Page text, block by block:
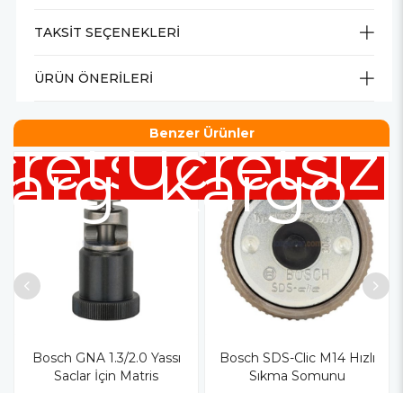
TAKSIT SEÇENEKLERI
ÜRÜN ÖNERILERI
Benzer Ürünler
Bosch GNA 1.3/2.0 Yassı
Saclar İçin Matris
Bosch SDS-Clic M14 Hızlı
Sıkma Somunu
Ücretsiz
Kargo